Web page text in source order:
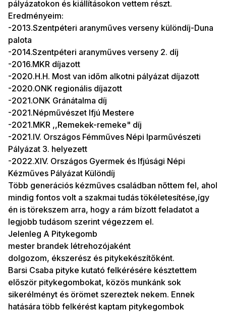
pályázatokon és kiállításokon vettem részt.
Eredményeim:
-2013.Szentpéteri aranyműves verseny különdíj-Duna
palota
-2014.Szentpéteri aranyműves verseny 2. díj
-2016.MKR díjazott
-2020.H.H. Most van időm alkotni pályázat díjazott
-2020.ONK regionális díjazott
-2021.ONK Gránátalma díj
-2021.Népművészet Ifjú Mestere
-2021.MKR ,,Remekek-remeke" díj
-2021.IV. Országos Fémműves Népi Iparművészeti
Pályázat 3. helyezett
-2022.XIV. Országos Gyermek és Ifjúsági Népi
Kézműves Pályázat Különdíj
Több generációs kézműves családban nőttem fel, ahol
mindig fontos volt a szakmai tudás tökéletesítése,így
én is törekszem arra, hogy a rám bízott feladatot a
legjobb tudásom szerint végezzem el.
Jelenleg A Pitykegomb
mester brandek létrehozójaként
dolgozom, ékszerész és pitykekészítőként.
Barsi Csaba pityke kutató felkérésére késztettem
először pitykegombokat, közös munkánk sok
sikerélményt és örömet szereztek nekem. Ennek
hatására több felkérést kaptam pitykegombok